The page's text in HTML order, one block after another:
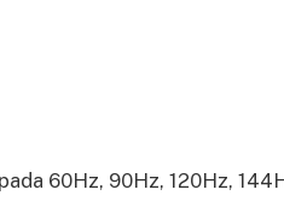
60Hz, 90Hz, 120Hz,